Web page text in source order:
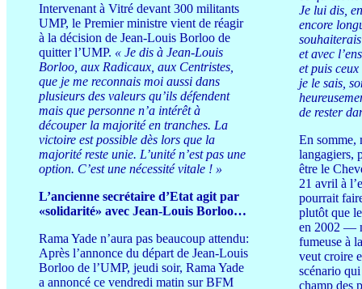
Intervenant à Vitré devant 300 militants
UMP, le Premier ministre vient de réagir
à la décision de Jean-Louis Borloo de
quitter l’UMP. « Je dis à Jean-Louis
Borloo, aux Radicaux, aux Centristes,
que je me reconnais moi aussi dans
plusieurs des valeurs qu’ils défendent
mais que personne n’a intérêt à
découper la majorité en tranches. La
victoire est possible dès lors que la
majorité reste unie. L’unité n’est pas une
option. C’est une nécessité vitale ! »
L’ancienne secrétaire d’Etat agit par
«solidarité» avec Jean-Louis Borloo…
Rama Yade n’aura pas beaucoup attendu:
Après l’annonce du départ de Jean-Louis
Borloo de l’UMP, jeudi soir, Rama Yade
a annoncé ce vendredi matin sur BFM
Je lui dis,
encore
et avec
et puis
je le sais,
de rester
En somme,
langagiers,
être le
21 avril à
pourrait
plutôt que
en 2002 —
fumeuse à
veut croire
scénario
champ des